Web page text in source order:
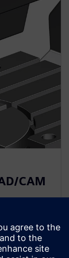
CAM
за
за
працює на